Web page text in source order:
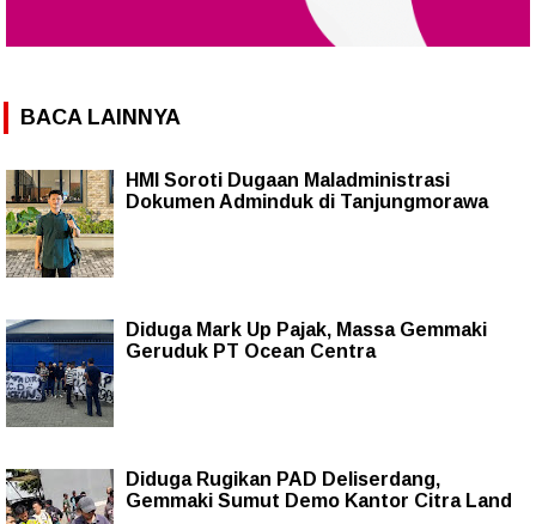
BACA LAINNYA
HMI Soroti Dugaan Maladministrasi
Dokumen Adminduk di Tanjungmorawa
Diduga Mark Up Pajak, Massa Gemmaki
Geruduk PT Ocean Centra
Diduga Rugikan PAD Deliserdang,
Gemmaki Sumut Demo Kantor Citra Land